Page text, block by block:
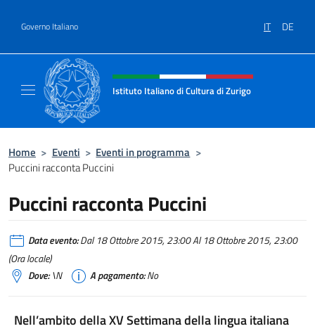
Governo Italiano IT DE
Intestazione sito, social e menù
Istituto Italiano di Cultura di Zurigo
Home > Eventi > Eventi in programma >
Puccini racconta Puccini
Puccini racconta Puccini
Data evento:Dal 18 Ottobre 2015, 23:00 Al 18 Ottobre 2015, 23:00
(Ora locale)
Dove:\N A pagamento:No
Nell’ambito della XV Settimana della lingua italiana